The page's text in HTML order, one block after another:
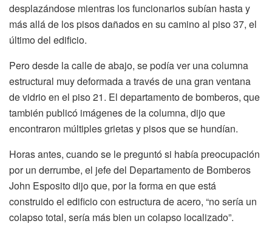
desplazándose mientras los funcionarios subían hasta y
más allá de los pisos dañados en su camino al piso 37, el
último del edificio.
Pero desde la calle de abajo, se podía ver una columna
estructural muy deformada a través de una gran ventana
de vidrio en el piso 21. El departamento de bomberos, que
también publicó imágenes de la columna, dijo que
encontraron múltiples grietas y pisos que se hundían.
Horas antes, cuando se le preguntó si había preocupación
por un derrumbe, el jefe del Departamento de Bomberos
John Esposito dijo que, por la forma en que está
construido el edificio con estructura de acero, “no sería un
colapso total, sería más bien un colapso localizado”.